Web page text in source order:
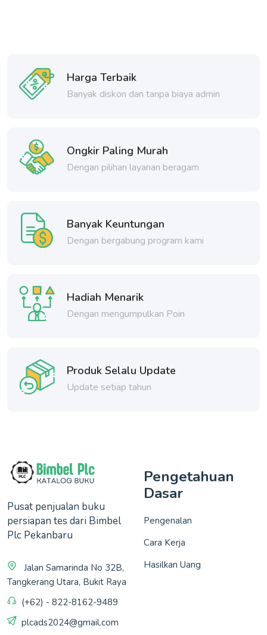
Harga Terbaik
Banyak diskon dan tanpa biaya admin
Ongkir Paling Murah
Dengan pilihan layanan beragam
Banyak Keuntungan
Dengan bergabung program kami
Hadiah Menarik
Dengan mengumpulkan Poin
Produk Selalu Update
Update setiap tahun
Pusat penjualan buku
persiapan tes dari Bimbel
Plc Pekanbaru
Jalan Samarinda No 32B,
Tangkerang Utara, Bukit Raya
(+62) - 822-8162-9489
plcads2024@gmail.com
Pengetahuan
Dasar
Pengenalan
Cara Kerja
Hasilkan Uang